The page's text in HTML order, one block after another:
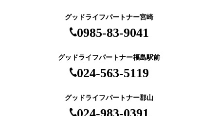
グッドライフパートナー宮崎
0985-83-9041
グッドライフパートナー福島駅前
024-563-5119
グッドライフパートナー郡山
024-983-0391